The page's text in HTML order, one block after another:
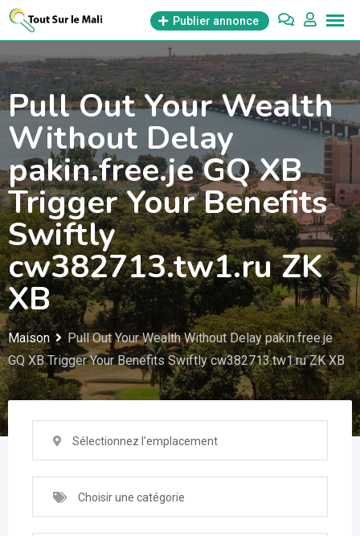
Aller
Publier annonce
Pull Out Your Wealth
Without Delay
pakin.free.je GQ XB
Trigger Your Benefits
Swiftly
cw382713.tw1.ru ZK
XB
Maison
Pull Out Your Wealth Without Delay pakin.free.je
GQ XB Trigger Your Benefits Swiftly cw382713.tw1.ru ZK XB
Sélectionnez l'emplacement
Choisir une catégorie